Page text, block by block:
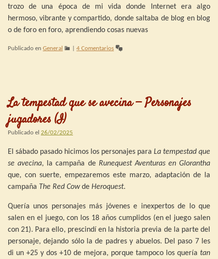
trozo de una época de mi vida donde Internet era algo
hermoso, vibrante y compartido, donde saltaba de blog en blog
o de foro en foro, aprendiendo cosas nuevas
Publicado en General 4 Comentarios
La tempestad que se avecina — Personajes
jugadores (I)
Publicado el 26/02/2025
El sábado pasado hicimos los personajes para La tempestad que
se avecina, la campaña de Runequest Aventuras en Glorantha
que, con suerte, empezaremos este marzo, adaptación de la
campaña The Red Cowde Heroquest.
Quería unos personajes más jóvenes e inexpertos de lo que
salen en el juego, con los 18 años cumplidos (en el juego salen
con 21). Para ello, prescindí en la historia previa de la parte del
personaje, dejando sólo la de padres y abuelos. Del paso 7 les
di un +25 y dos +10 de mejora, porque tampoco los quería tan